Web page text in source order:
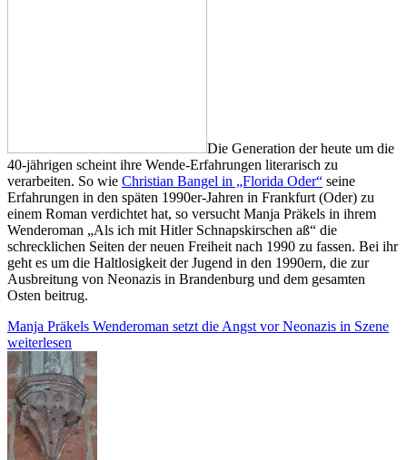
Die Generation der heute um die
40-jährigen scheint ihre Wende-Erfahrungen literarisch zu
verarbeiten. So wie Christian Bangel in „Florida Oder“ seine
Erfahrungen in den späten 1990er-Jahren in Frankfurt (Oder) zu
einem Roman verdichtet hat, so versucht Manja Präkels in ihrem
Wenderoman „Als ich mit Hitler Schnapskirschen aß“ die
schrecklichen Seiten der neuen Freiheit nach 1990 zu fassen. Bei ihr
geht es um die Haltlosigkeit der Jugend in den 1990ern, die zur
Ausbreitung von Neonazis in Brandenburg und dem gesamten
Osten beitrug.
Manja Präkels Wenderoman setzt die Angst vor Neonazis in Szene
weiterlesen